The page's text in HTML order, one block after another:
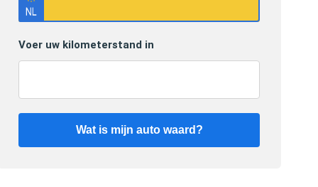
Voer uw kilometerstand in
Wat is mijn auto waard?